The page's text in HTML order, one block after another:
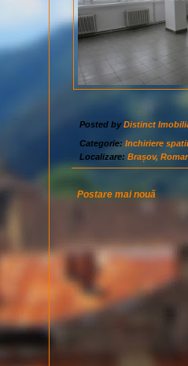
Posted byDistinct
Categorie: Inchiriere spatii
Localizare: Brașov,
Postare mai nouă